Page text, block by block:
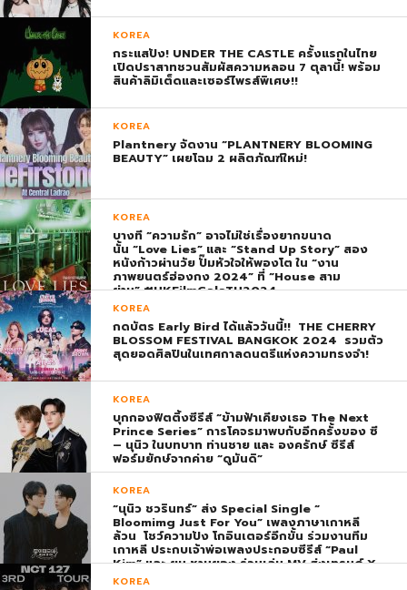
KOREA
กระแสปัง! UNDER THE CASTLE ครั้งแรกในไทย
เปิดปราสาทชวนสัมผัสความหลอน 7 ตุลานี้! พร้อม
สินค้าลิมิเต็ดและเซอร์ไพรส์พิเศษ!!
KOREA
Plantnery จัดงาน “PLANTNERY BLOOMING
BEAUTY” เผยโฉม 2 ผลิตภัณฑ์ใหม่!
KOREA
บางที “ความรัก” อาจไม่ใช่เรื่องยากขนาด
นั้น “Love Lies” และ “Stand Up Story” สอง
หนังก้าวผ่านวัย ปั๊มหัวใจให้พองโต ใน “งาน
ภาพยนตร์ฮ่องกง 2024” ที่ “House สาม
ย่าน” #HKFilmGalaTH2024
KOREA
กดบัตร Early Bird ได้แล้ววันนี้!! THE CHERRY
BLOSSOM FESTIVAL BANGKOK 2024 รวมตัว
สุดยอดศิลปินในเทศกาลดนตรีแห่งความทรงจำ!
KOREA
บุกกองฟิตติ้งซีรีส์ “ข้ามฟ้าเคียงเธอ The Next
Prince Series” การโคจรมาพบกับอีกครั้งของ ซี
– นุนิว ในบทบาท ท่านชาย และ องครักษ์ ซีรีส์
ฟอร์มยักษ์จากค่าย “ดูมันดิ”
KOREA
“นุนิว ชวรินทร์” ส่ง Special Single “
Bloomimg Just For You” เพลงภาษาเกาหลี
ล้วน โชว์ความปัง โกอินเตอร์อีกขั้น ร่วมงานทีม
เกาหลี ประกบเจ้าพ่อเพลงประกอบซีรีส์ “Paul
Kim” และ ยุน ชานยอง ร่วมเล่น MV ส่งเทรนด์ X
พุ่ง ติดอันดับ 1 โลก
KOREA